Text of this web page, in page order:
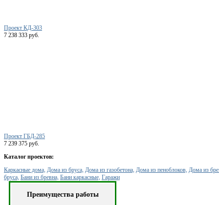
Проект КД-303
7 238 333 руб.
Проект ГБД-285
7 239 375 руб.
Каталог проектов:
Каркасные дома, Дома из бруса, Дома из газобетона, Дома из пеноблоков, Дома из
бруса, Бани из бревна, Бани каркасные, Гаражи
Преимущества работы